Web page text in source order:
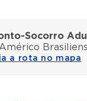
Socorro
Américo
a rota no mapa